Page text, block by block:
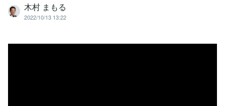
木村 まもる
2022/10/13 13:22